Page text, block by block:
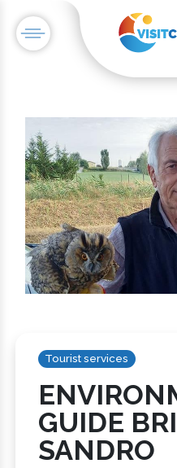
Tourist services
GUIDE
SANDRO